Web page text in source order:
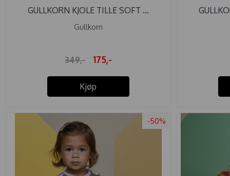
GULLKORN KJOLE TILLE SOFT ...
Gullkorn
349,- 175,-
Kjøp
-50%